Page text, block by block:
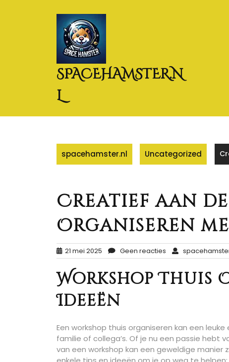
SPACEHAMSTER.N
L
spacehamster.nl Uncategorized
Creatief aan
Organiseren
21 mei 2025 Geen reacties
Workshop Thuis
Ideeën
Een workshop thuis organiseren kan een
familie of collega’s. Of je nu een passie hebt
van een workshop kan een geweldige manier